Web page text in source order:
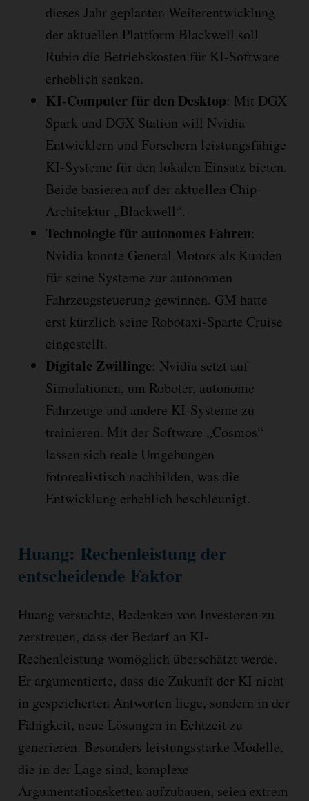
dieses Jahr geplanten Weiterentwicklung
der aktuellen Plattform Blackwell soll
Rubin die Betriebskosten für KI-Software
erheblich senken.
KI-Computer für den Desktop: Mit DGX
Spark und DGX Station will Nvidia
Entwicklern und Forschern leistungsfähige
KI-Systeme für den lokalen Einsatz bieten.
Beide basieren auf der aktuellen Chip-
Architektur „Blackwell“.
Technologie für autonomes Fahren:
Nvidia konnte General Motors als Kunden
für seine Systeme zur autonomen
Fahrzeugsteuerung gewinnen. GM hatte
erst kürzlich seine Robotaxi-Sparte Cruise
eingestellt.
Digitale Zwillinge: Nvidia setzt auf
Simulationen, um Roboter, autonome
Fahrzeuge und andere KI-Systeme zu
trainieren. Mit der Software „Cosmos“
lassen sich reale Umgebungen
fotorealistisch nachbilden, was die
Entwicklung erheblich beschleunigt.
Huang: Rechenleistung der
entscheidende Faktor
Huang versuchte, Bedenken von Investoren zu
zerstreuen, dass der Bedarf an KI-
Rechenleistung womöglich überschätzt werde.
Er argumentierte, dass die Zukunft der KI nicht
in gespeicherten Antworten liege, sondern in der
Fähigkeit, neue Lösungen in Echtzeit zu
generieren. Besonders leistungsstarke Modelle,
die in der Lage sind, komplexe
Argumentationsketten aufzubauen, seien extrem